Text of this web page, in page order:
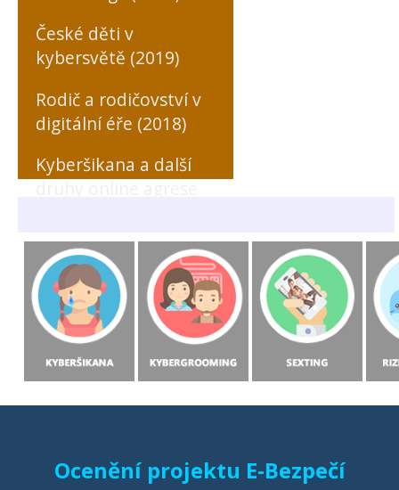
České děti v
kybersvětě (2019)
Rodič a rodičovství v
digitální éře (2018)
Kyberšikana a další
(MONO, 2018)
Rizikové formy
chování českých a
slovenských dětí v
prostředí internetu
(MONO, 2015)
Sexting a rizikové
Ocenění projektu E-Bezpečí